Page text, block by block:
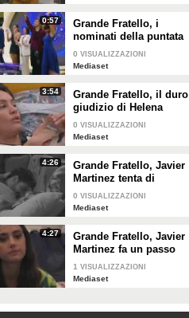
Spolverato
0:57
Grande Fratello, i
nominati della puntata
di giovedì 30 gennaio
0 VISUALIZZAZIONI
Mediaset
3:54
Grande Fratello, il duro
giudizio di Helena
Prestes su Zeudi Di
Palma e Javier
0 VISUALIZZAZIONI
Mediaset
4:26
Grande Fratello, Javier
Martinez tenta di
confortare Zeudi Di
Palma
0 VISUALIZZAZIONI
Mediaset
4:27
Grande Fratello, Javier
Martinez fa un passo
indietro con Zeudi Di
Palma
1 VISUALIZZAZIONI
Mediaset